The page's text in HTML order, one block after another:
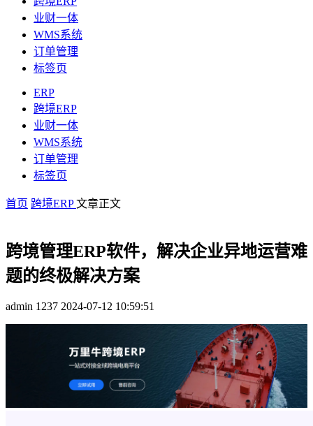
业财一体
WMS系统
订单管理
标签页
ERP
跨境ERP
业财一体
WMS系统
订单管理
标签页
首页 跨境ERP文章正文
跨境管理ERP软件，解决企业异地运营难
题的终极解决方案
admin 1237 2024-07-12 10:59:51